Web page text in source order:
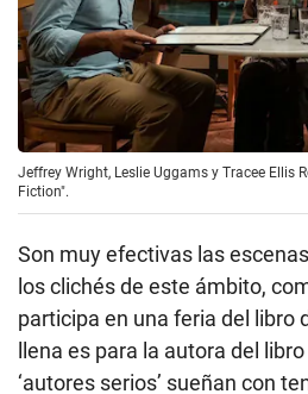
Jeffrey Wright, Leslie Uggams y Tracee Ellis
Fiction".
Son muy efectivas las
los clichés de este ámbito,
participa en una feria del libro
llena es para la autora del
‘autores serios’ sueñan con